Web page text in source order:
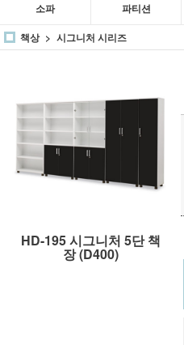
소파 파티션
책상
시그니처 시리즈
HD-195 시그니처 5단 책
장 (D400)